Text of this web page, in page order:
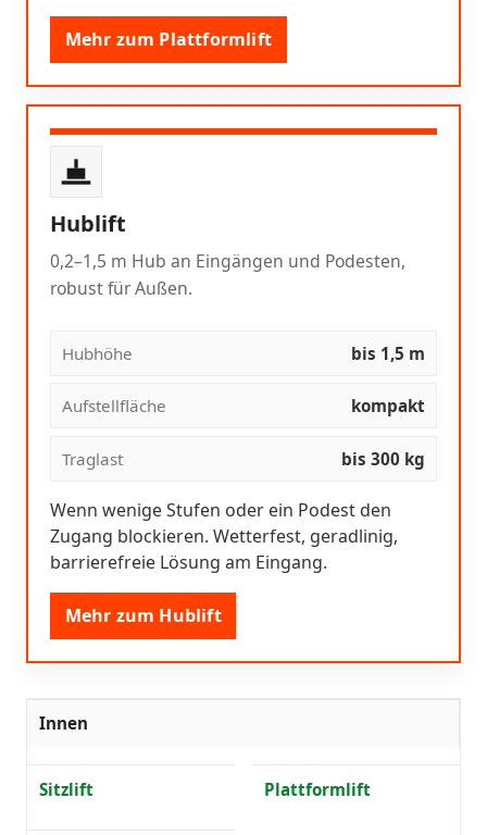
Mehr zum Plattformlift
Hublift
0,2–1,5 m Hub an Eingängen und Podesten,
robust für Außen.
Hubhöhe bis 1,5 m
Aufstellfläche kompakt
Traglast bis 300 kg
Wenn wenige Stufen oder ein Podest den
Zugang blockieren. Wetterfest, geradlinig,
barrierefreie Lösung am Eingang.
Mehr zum Hublift
Innen
Sitzlift Plattformlift